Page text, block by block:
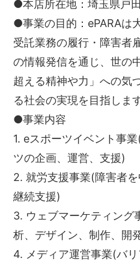
●本店所在地：埼玉県戸
●事業の目的：ePARAは
受託業務の履行・障害者
の情報発信を通じ、世の
超える精神や力」への気
る社会の実現を目指します
●事業内容
1. eスポーツイベント事
ツの企画、運営、支援)
2. 就労支援事業(障害者を
継続支援)
3. ウェブマーケティング
析、デザイン、制作、開
4. メディア運営事業(バ